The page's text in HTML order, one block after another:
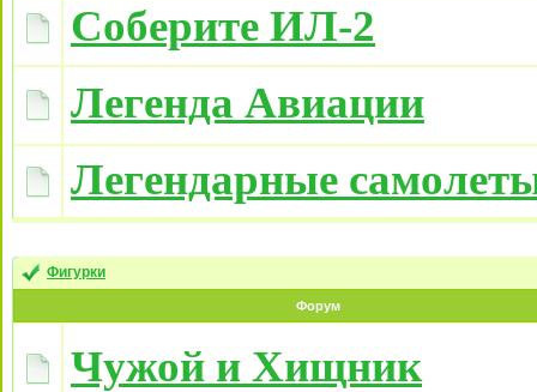
Соберите ИЛ-2
Легенда Авиации
Легендарные
Фигурки
Форум
Чужой и Хищник